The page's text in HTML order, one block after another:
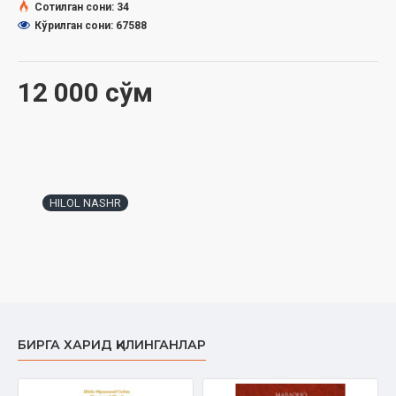
соллаллоҳу алайҳи васаллам: «Нафсим қўлида бўлган Зотга
қасамки, албатта амри маъруф ва наҳйи мункар қилинглар.
Шуларни инобатга олган ҳолда имом-хатибларимизга ёрдам
бошлаш, ёмонликдан қайтариш негизида ҳалоллик,
одамийлик, инсонпарварлик, меҳр-мурувват, бирдамлик,
жараёнида нотиққа зарур бўлган омиллар, мавзу танлай
билиш, жума тезисларидан фойдаланиш, унга тартиб бериш,
уларнинг турлари ва фойдалари борасида оят, ҳадис ва
12 000 сўм
Сотилган сони: 34
Кўрилган сони: 67588
HILOL NASHR
БИРГА ХАРИД ҚИЛИНГАНЛАР